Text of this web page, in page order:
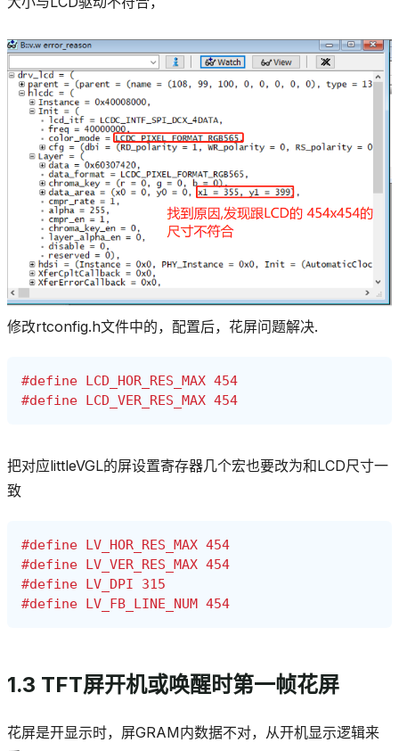
修改rtconfig.h文件中的，配置后，花屏问题解决.
#define LCD_HOR_RES_MAX 454
#define LCD_VER_RES_MAX 454
把对应littleVGL的屏设置寄存器几个宏也要改为和LCD尺寸一
致
#define LV_HOR_RES_MAX 454
#define LV_VER_RES_MAX 454
#define LV_DPI 315
#define LV_FB_LINE_NUM 454
1.3 TFT屏开机或唤醒时第一帧花屏
花屏是开显示时，屏GRAM内数据不对，从开机显示逻辑来